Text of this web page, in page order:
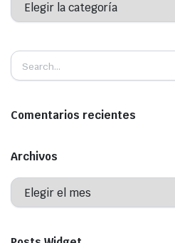
Comentarios recientes
Archivos
Archivos